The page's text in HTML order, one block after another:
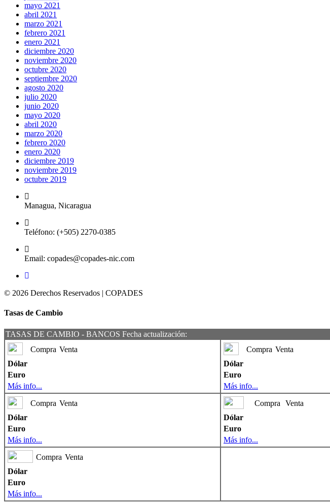
mayo 2021
abril 2021
marzo 2021
febrero 2021
enero 2021
diciembre 2020
noviembre 2020
octubre 2020
septiembre 2020
agosto 2020
julio 2020
junio 2020
mayo 2020
abril 2020
marzo 2020
febrero 2020
enero 2020
diciembre 2019
noviembre 2019
octubre 2019
Managua, Nicaragua
Teléfono: (+505) 2270-0385
Email: copades@copades-nic.com
© 2026 Derechos Reservados | COPADES
Tasas de Cambio
TASAS DE CAMBIO - BANCOS Fecha actualización:
Compra Venta
Dólar
Euro
Más info...
Compra Venta
Dólar
Euro
Más info...
Compra Venta
Dólar
Euro
Más info...
Compra
Venta
Dólar
Euro
Más info...
Compra Venta
Dólar
Euro
Más info...